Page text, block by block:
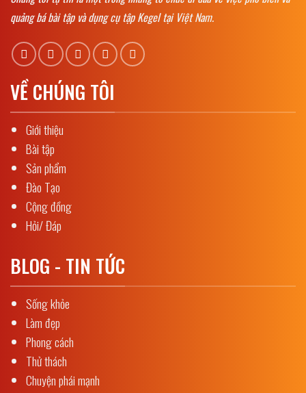
quảng bá bài tập và dụng cụ tập Kegel tại Việt Nam.
VỀ CHÚNG TÔI
Giới thiệu
Bài tập
Sản phẩm
Đào Tạo
Cộng đồng
Hỏi/ Đáp
BLOG - TIN TỨC
Sống khỏe
Làm đẹp
Phong cách
Thử thách
Chuyện phái mạnh